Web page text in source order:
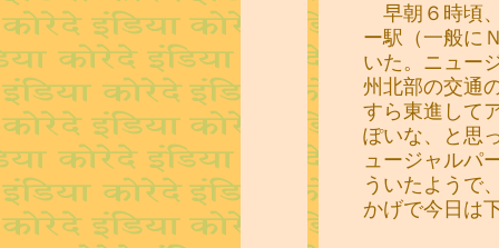
早朝６時頃
ー駅（一般に
いた。ニュー
州北部の交通
すら東進して
ぽいな、と思
ュージャルパ
ういたようで
かげで今日は